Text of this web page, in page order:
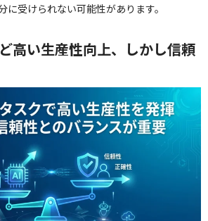
に受けられない可能性があります。
高い生産性向上、しかし信頼